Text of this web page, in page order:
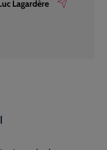
Lagardère